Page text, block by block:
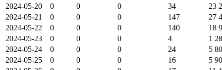
2024-05-20
0 0 0 34
23
2024-05-21
0 0 0 147
27
2024-05-22
0 0 0 140
18
2024-05-23
0 0 0 4
1
2024-05-24
0 0 0 24
5
2024-05-25
0 0 0 16
5